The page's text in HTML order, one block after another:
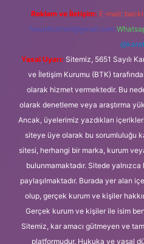
Reklam ve İletişim: E-mail:
forumhizmeti@gmail.com
Yasal Uyarı: Sitemiz, 5651 Sayılı
ve İletişim Kurumu (BTK)
olarak hizmet vermektedir. Bu
olarak denetleme veya araştırma
Ancak, üyelerimiz yazdıkları
siteye üye olarak bu sorumluluğu
sitesi, herhangi bir marka, kurum
bulunmamaktadır. Sitede yalnızca
paylaşılmaktadır. Burada yer alan
olup, gerçek kurum ve kişiler
Gerçek kurum ve kişiler ile isim
Sitemiz, kar amacı gütmeyen ve
platformudur. Hukuka ve yasal